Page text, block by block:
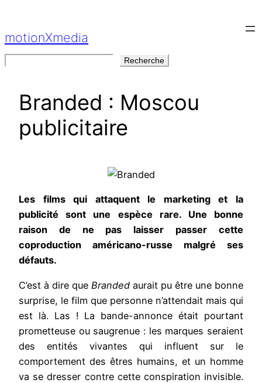
contenu
motionXmedia
Recherche
Branded : Moscou
publicitaire
Les films qui attaquent le marketing et la
publicité sont une espèce rare. Une bonne
raison de ne pas laisser passer cette
coproduction américano-russe malgré ses
défauts.
C’est à dire que Branded aurait pu être une bonne
surprise, le film que personne n’attendait mais qui
est là. Las ! La bande-annonce était pourtant
prometteuse ou saugrenue : les marques seraient
des entités vivantes qui influent sur le
comportement des êtres humains, et un homme
va se dresser contre cette conspiration invisible.